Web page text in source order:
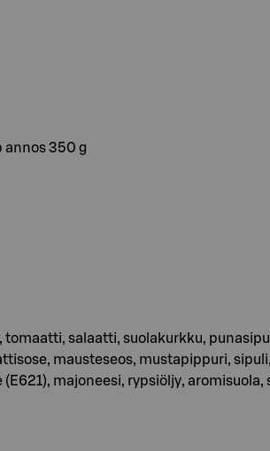
annos 350 g
tomaatti, salaatti, suolakurkku,
mausteseos, mustapippuri,
majoneesi, rypsiöljy,